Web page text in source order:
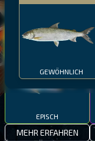
GEWÖHNLICH
GESTRECKTER
SCHABEMUND-
EPISCH
MEHR ERFAHREN